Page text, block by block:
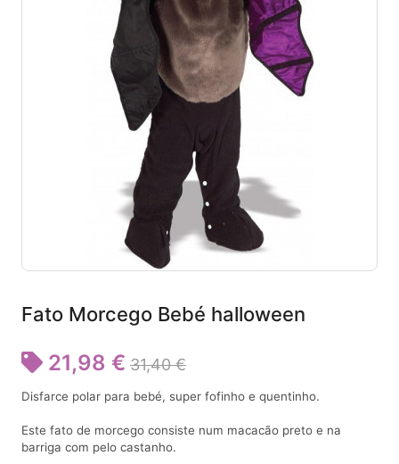
Fato Morcego Bebé halloween
21,98 € 31,40 €
Disfarce polar para bebé, super fofinho e quentinho.
Este fato de morcego consiste num macacão preto e na
barriga com pelo castanho.